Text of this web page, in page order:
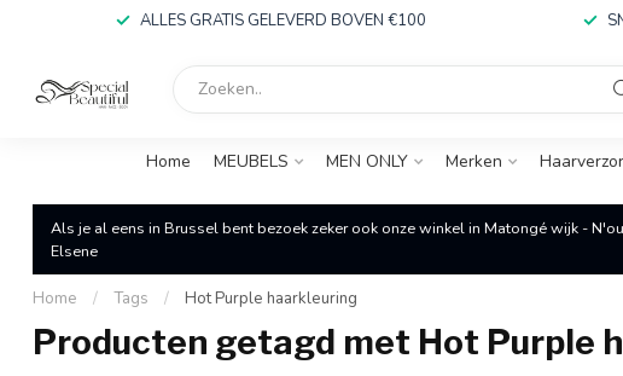
ALLES GRATIS GELEVERD BOVEN €100
Home MEUBELS MEN ONLY Merken
Als je al eens in Brussel bent bezoek zeker ook onze winkel in Matongé wijk -
Elsene
Home / Tags / Hot Purple haarkleuring
Producten getagd met Hot Purple